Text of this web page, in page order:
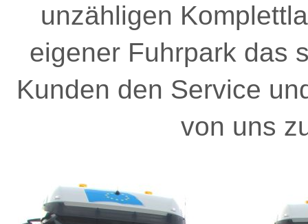
unzähligen
eigener Fuhrpark das
Kunden den Service
von uns